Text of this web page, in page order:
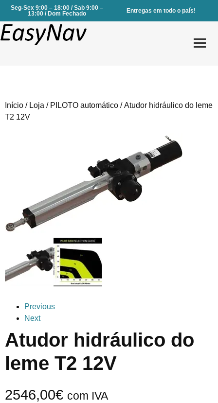
Seg-Sex 9:00 – 18:00 / Sab 9:00 –
13:00 / Dom Fechado
Entregas em todo o país!
Sobre Nós
Contactos
Início / Loja / PILOTO automático / Atudor hidráulico do leme
T2 12V
Previous
Next
Atudor hidráulico do
leme T2 12V
2546,00€ com IVA